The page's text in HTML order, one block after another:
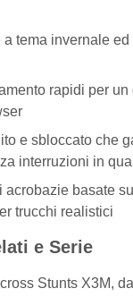
tema invernale ed
rapidi per
e sbloccato che
interruzioni in
acrobazie basate
trucchi realistici
e Serie
Stunts X3M,